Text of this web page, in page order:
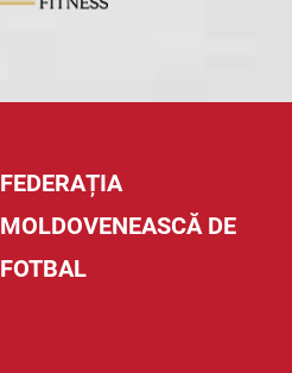
FEDERAȚIA
MOLDOVENEASCĂ DE
FOTBAL